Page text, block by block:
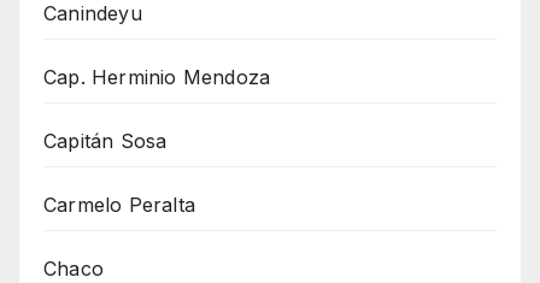
Canindeyu
Cap. Herminio Mendoza
Capitán Sosa
Carmelo Peralta
Chaco